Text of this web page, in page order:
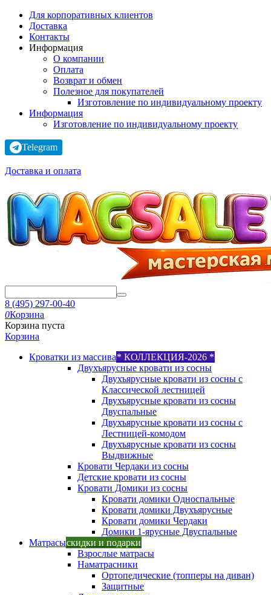
Для корпоративных клиентов
Доставка
Контакты
Информация
О компании
Оплата
Возврат и обмен
Полезное для покупателей
Изготовление по индивидуальному проекту
Информация
Изготовление по индивидуальному проекту
Telegram
Доставка и оплата
8 (495) 297-00-40
0Корзина
Корзина пуста
Корзина
Кроватки из массива* КОЛЛЕКЦИЯ-2026 *
Двухъярусные кровати из сосны
Двухъярусные кровати из сосны с
Классической лестницей
Двухъярусные кровати из сосны
Двуспальные
Двухъярусные кровати из сосны с
Лестницей-комодом
Двухъярусные кровати из сосны
Выдвижные
Кровати Чердаки из сосны
Детские кровати из сосны
Кровати Домики из сосны
Кровати домики Односпальные
Кровати домики Двухъярусные
Кровати домики Чердаки
Домики 1-ярусные Двуспальные
Матрасыскидки и подарки
Взрослые матрасы
Наматрасники
Ортопедические (топперы на диван)
Защитные